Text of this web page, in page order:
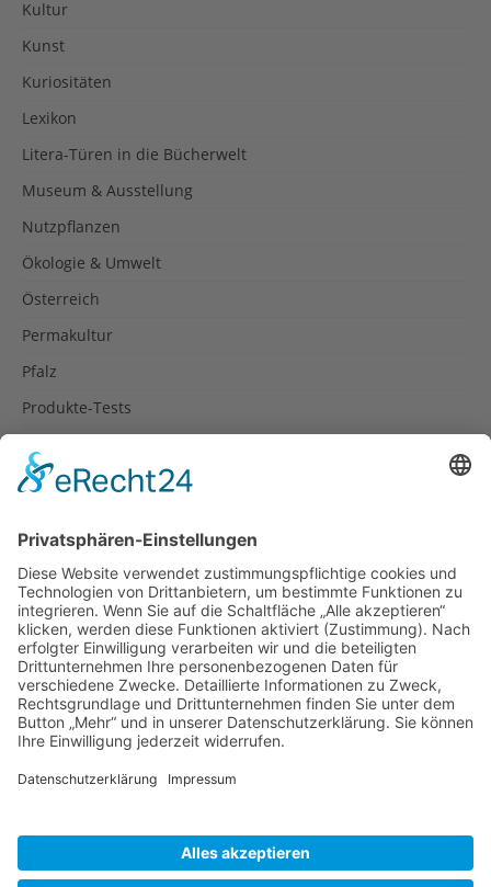
Kultur
Kunst
Kuriositäten
Lexikon
Litera-Türen in die Bücherwelt
Museum & Ausstellung
Nutzpflanzen
Ökologie & Umwelt
Österreich
Permakultur
Pfalz
Produkte-Tests
Rezepte
Spanien
Südtirol
USA
Weihnachten
Weihnachtstexte
Datenschutzerklärung
Impressum
Cookie-Einstellungen